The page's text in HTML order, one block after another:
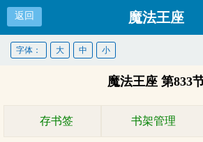
返回 魔法王座
字体： 大 中 小
魔法王座 第833
存书签 书架管理